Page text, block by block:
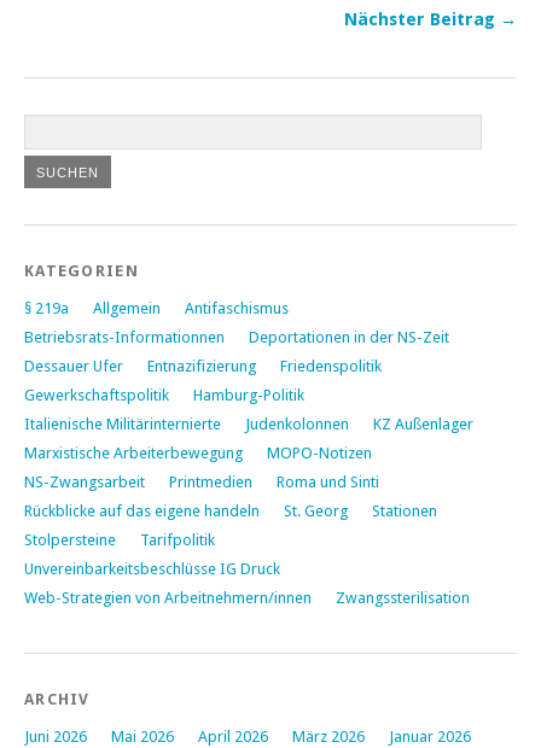
Nächster Beitrag →
KATEGORIEN
§ 219a Allgemein
Antifaschismus
Betriebsrats-Informationnen
Deportationen in der NS-Zeit
Dessauer Ufer
Entnazifizierung
Friedenspolitik
Gewerkschaftspolitik
Hamburg-Politik
Italienische Militärinternierte
Judenkolonnen
KZ Außenlager
Marxistische Arbeiterbewegung
MOPO-Notizen
NS-Zwangsarbeit
Printmedien
Roma und Sinti
Rückblicke auf das eigene handeln
St. Georg
Stationen
Stolpersteine
Tarifpolitik
Unvereinbarkeitsbeschlüsse IG Druck
Web-Strategien von Arbeitnehmern/innen
Zwangssterilisation
ARCHIV
Juni 2026 Mai 2026 April 2026 März 2026
Januar 2026